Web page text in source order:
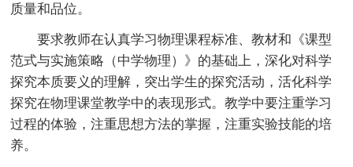
质量和品位。
要求教师在认真学习物理课程标准、教材和《课型
范式与实施策略（中学物理）》的基础上，深化对科学
探究本质要义的理解，突出学生的探究活动，活化科学
探究在物理课堂教学中的表现形式。教学中要注重学习
过程的体验，注重思想方法的掌握，注重实验技能的培
养。